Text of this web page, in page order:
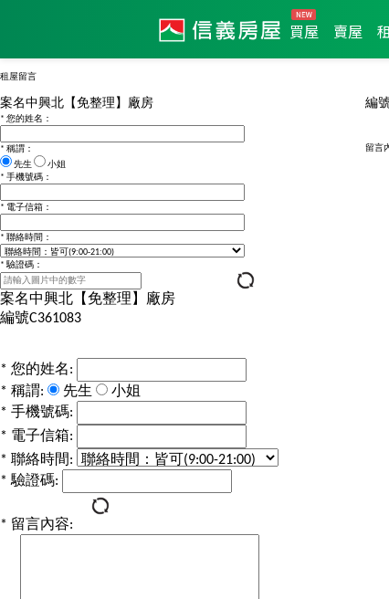
買屋 賣屋
租屋留言
案名中興北【免整理】廠房 編
* 您的姓名：
* 稱謂：
先生
小姐
* 手機號碼：
* 電子信箱：
* 聯絡時間：
* 驗證碼：
留言
案名中興北【免整理】廠房
編號C361083
* 您的姓名:
* 稱謂: 先生
小姐
* 手機號碼:
* 電子信箱:
* 聯絡時間:
* 驗證碼:
* 留言內容: